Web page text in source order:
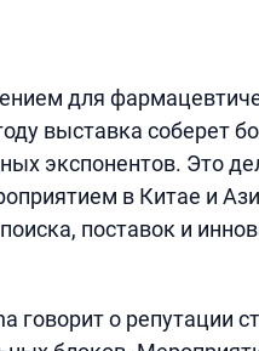
для
выставка соберет
экспонентов. Это
в Китае и
поставок и
говорит о репутации